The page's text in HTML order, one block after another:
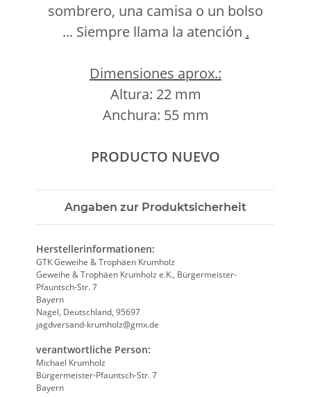
sombrero, una camisa o un bolso
... Siempre llama la atención .
Dimensiones aprox.:
Altura: 22 mm
Anchura: 55 mm
PRODUCTO NUEVO
Angaben zur Produktsicherheit
Herstellerinformationen:
GTK Geweihe & Trophäen Krumholz
Geweihe & Trophäen Krumholz e.K., Bürgermeister-
Pfauntsch-Str. 7
Bayern
Nagel, Deutschland, 95697
jagdversand-krumholz@gmx.de
verantwortliche Person:
Michael Krumholz
Bürgermeister-Pfauntsch-Str. 7
Bayern